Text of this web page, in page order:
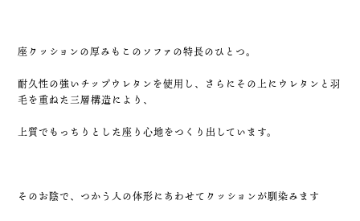
座クッションの厚みもこのソファの特長のひとつ。
耐久性の強いチップウレタンを使用し、さらにその上にウレタンと羽
毛を重ねた三層構造により、
上質でもっちりとした座り心地をつくり出しています。
そのお陰で、つかう人の体形にあわせてクッションが馴染みます